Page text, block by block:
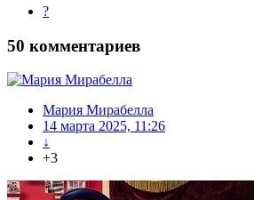
?
50 комментариев
Мария Мирабелла
14 марта 2025, 11:26
↓
+3